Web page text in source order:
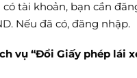
có tài khoản, bạn cần
Nếu đã có, đăng nhập.
vụ “Đổi Giấy phép lái